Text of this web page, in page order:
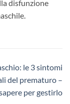
disfunzione
le 3 sintomi
del prematuro –
per gestirlo